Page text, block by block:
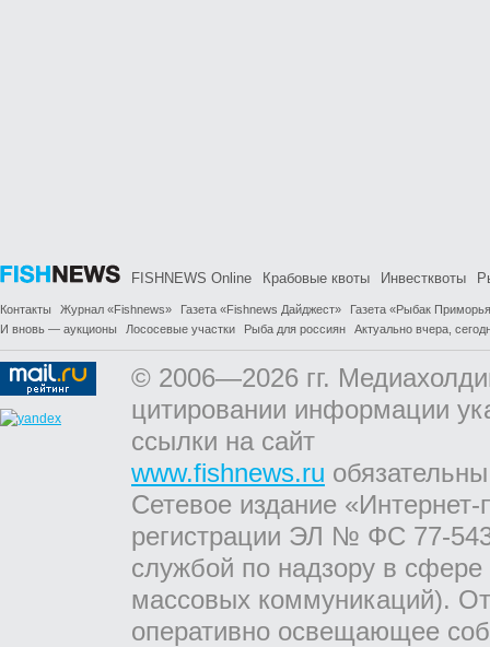
FISHNEWS Online Крабовые квоты Инвестквоты
Контакты Журнал «Fishnews» Газета «Fishnews Дайджест»
Газета «Рыбак
И вновь — аукционы
Лососевые участки Рыба для россиян Актуально вчера,
© 2006—2026 гг.
цитировании информации
ссылки на сайт
www.fishnews.ru
Сетевое издание
регистрации ЭЛ № ФС 77-
службой по надзору в
массовых коммуникаций).
оперативно освещающее